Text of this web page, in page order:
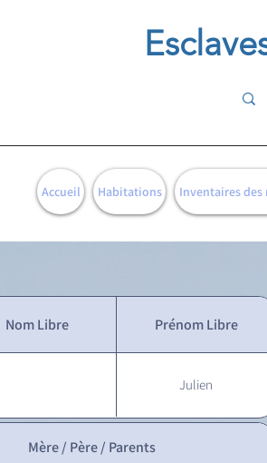
Accueil Habitations Inventaires des
Nom Libre Prénom Libre
Julien
Mère / Père / Parents